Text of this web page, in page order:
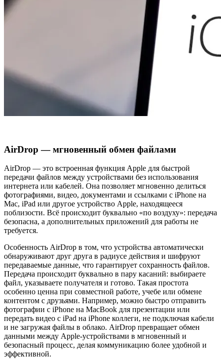
AirDrop — мгновенный обмен файлами
AirDrop — это встроенная функция Apple для быстрой
передачи файлов между устройствами без использования
интернета или кабелей. Она позволяет мгновенно делиться
фотографиями, видео, документами и ссылками с iPhone на
Mac, iPad или другое устройство Apple, находящееся
поблизости. Всё происходит буквально «по воздуху»: передача
безопасна, а дополнительных приложений для работы не
требуется.
Особенность AirDrop в том, что устройства автоматически
обнаруживают друг друга в радиусе действия и шифруют
передаваемые данные, что гарантирует сохранность файлов.
Передача происходит буквально в пару касаний: выбираете
файл, указываете получателя и готово. Такая простота
особенно ценна при совместной работе, учебе или обмене
контентом с друзьями. Например, можно быстро отправить
фотографии с iPhone на MacBook для презентации или
передать видео с iPad на iPhone коллеги, не подключая кабели
и не загружая файлы в облако. AirDrop превращает обмен
данными между Apple-устройствами в мгновенный и
безопасный процесс, делая коммуникацию более удобной и
эффективной.